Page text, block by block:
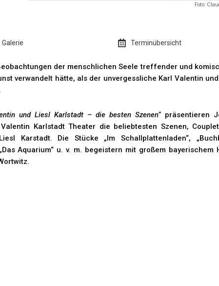
Foto:
Galerie Terminübersicht
der menschlichen Seele treffender und
verwandelt hätte, als der unvergessliche Karl Valentin
und Liesl Karlstadt – die besten Szenen“präsentieren
Karlstadt Theater die beliebtesten Szenen,
Karstadt. Die Stücke „Im Schallplattenladen“,
Aquarium“ u. v. m. begeistern mit großem bayerischem